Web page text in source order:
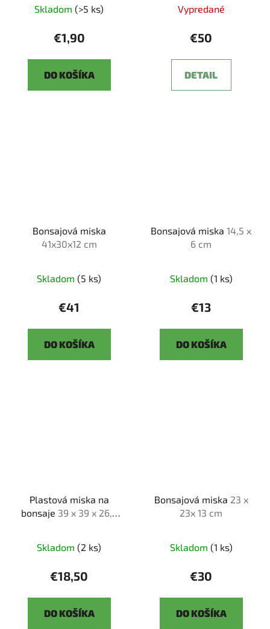
Skladom (>5 ks)
€1,90
DO KOŠÍKA
Vypredané
€50
DETAIL
Bonsajová miska
41x30x12 cm
Skladom (5 ks)
€41
DO KOŠÍKA
Bonsajová miska 14,5 x
6 cm
Skladom (1 ks)
€13
DO KOŠÍKA
Plastová miska na
bonsaje 39 x 39 x 26,5
Skladom (2 ks)
€18,50
DO KOŠÍKA
Bonsajová miska 23 x
23x 13 cm
Skladom (1 ks)
€30
DO KOŠÍKA